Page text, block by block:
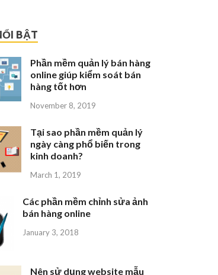
BẬT
Phần mềm quản lý bán hàng
online giúp kiểm soát bán
hàng tốt hơn
November 8, 2019
Tại sao phần mềm quản lý
ngày càng phổ biến trong
kinh doanh?
March 1, 2019
Các phần mềm chỉnh sửa ảnh
bán hàng online
January 3, 2018
Nên sử dụng website mẫu